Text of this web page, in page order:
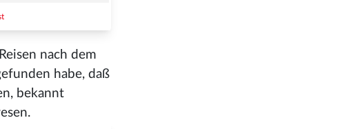
nach dem
habe, daß
bekannt